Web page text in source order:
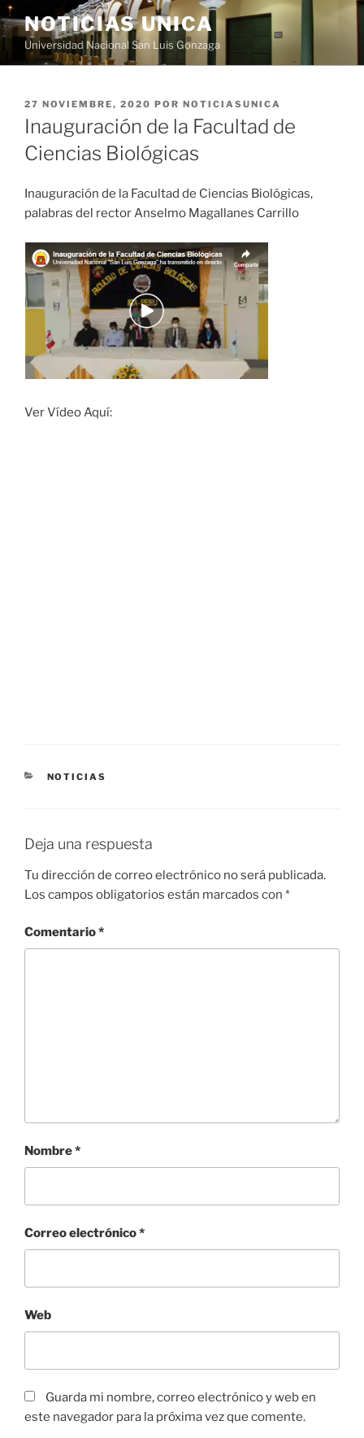
Saltar
al
contenido
NOTICIAS UNICA
Universidad Nacional San Luis Gonzaga
PUBLICADO
EL
27 NOVIEMBRE, 2020 POR NOTICIASUNICA
Inauguración de la Facultad de
Ciencias Biológicas
Inauguración de la Facultad de Ciencias Biológicas,
palabras del rector Anselmo Magallanes Carrillo
Ver Vídeo Aquí:
CATEGORÍAS
NOTICIAS
Deja una respuesta
Tu dirección de correo electrónico no será publicada.
Los campos obligatorios están marcados con *
Comentario*
Nombre*
Correo electrónico*
Web
Guarda mi nombre, correo electrónico y web en
este navegador para la próxima vez que comente.